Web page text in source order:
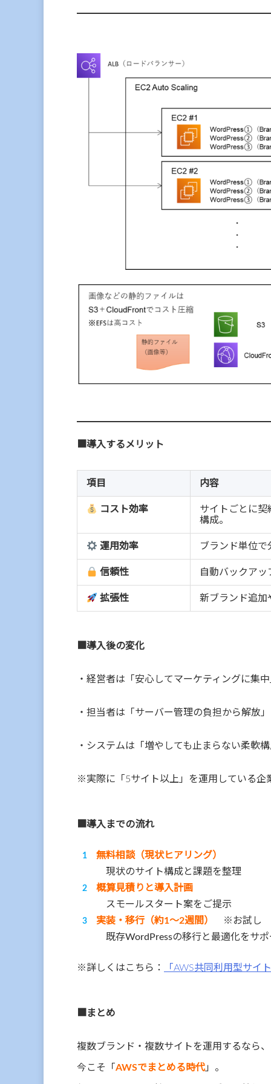
■導入するメリット
項目 内容
コスト効率
サイトごとに契
構成。
運用効率 ブランド単位
信頼性 自動バックア
拡張性 新ブランド追加
■導入後の変化
・経営者は「安心してマーケティングに集
・担当者は「サーバー管理の負担から解放」
・システムは「増やしても止まらない柔軟
※実際に「5サイト以上」を運用している企
■導入までの流れ
無料相談（現状ヒアリング）
現状のサイト構成と課題を整理
概算見積りと導入計画
スモールスタート案をご提示
実装・移行（約1〜2週間）
※お試し
既存WordPressの移行と最適化をサポ
※詳しくはこちら： 「AWS共同利用型サイ
■まとめ
複数ブランド・複数サイトを運用するなら、
今こそ「 AWSでまとめる時代」。